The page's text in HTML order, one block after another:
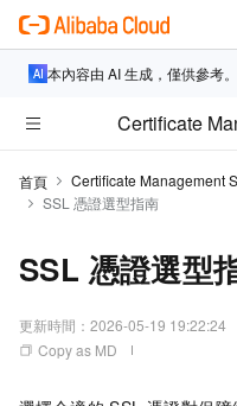
本內容由 AI 生成，僅供參考
Certificate
首頁 Certificate Management
SSL 憑證選型指南
SSL 憑證選型
更新時間： 2026-05-19 19:22:24
Copy as MD